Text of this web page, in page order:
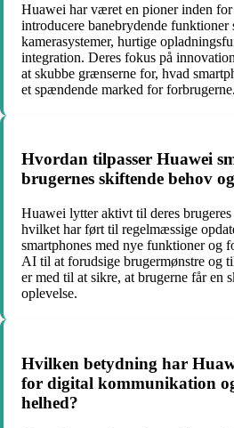
Huawei har været en pioner inden
introducere banebrydende funktioner
kamerasystemer, hurtige
integration. Deres fokus på
at skubbe grænserne for, hvad
et spændende marked for forbrugerne.
Hvordan tilpasser Huawei
brugernes skiftende behov
Huawei lytter aktivt til deres
hvilket har ført til regelmæssige
smartphones med nye funktioner og
AI til at forudsige brugermønstre og
er med til at sikre, at brugerne får en
oplevelse.
Hvilken betydning har
for digital kommunikation
helhed?